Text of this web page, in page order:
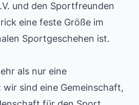
und den Sportfreunden
eine feste Größe im
Sportgeschehen ist.
als nur eine
sind eine Gemeinschaft,